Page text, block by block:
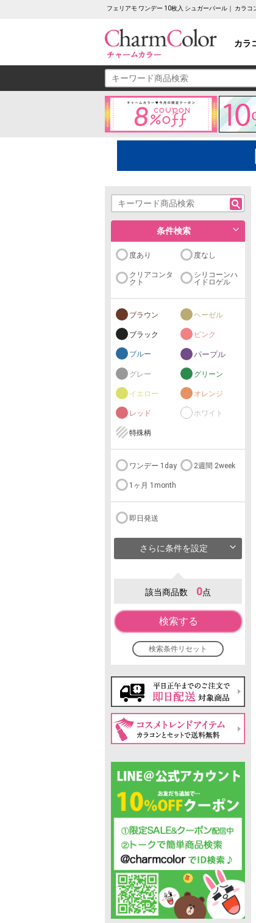
フェリアモ ワンデー 10枚入 シュガーパール｜ カラコ
カラ
条件検索
度あり 度なし
クリアコンタ
クト
シリコーンハ
イドロゲル
ブラウン ヘーゼル
ブラック ピンク
ブルー パープル
グレー グリーン
イエロー オレンジ
レッド ホワイト
特殊柄
ワンデー 1day 2週間 2week
1ヶ月 1month
即日発送
さらに条件を設定
該当商品数 0点
検索する
検索条件リセット